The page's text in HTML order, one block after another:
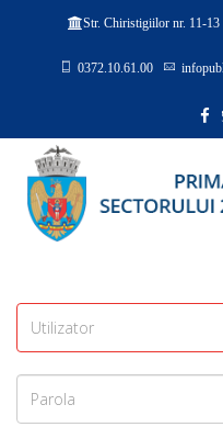
Str. Chiristigiilor nr. 11-13
0372.10.61.00